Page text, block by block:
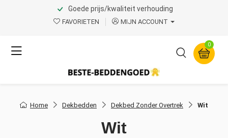
Goede prijs/kwaliteit verhouding
FAVORIETEN MIJN ACCOUNT
0
Home Dekbedden Dekbed Zonder Overtrek Wit
Wit